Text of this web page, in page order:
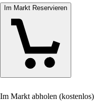
Im Markt Reservieren
Im Markt abholen (kostenlos)